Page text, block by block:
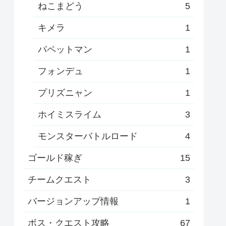
ねこまどう 5
キメラ 1
パペットマン 1
フォンデュ 1
プリズニャン 1
ホイミスライム 3
モンスターバトルロード 4
ゴールド稼ぎ 15
チームクエスト 3
バージョンアップ情報 1
ボス・クエスト攻略 67